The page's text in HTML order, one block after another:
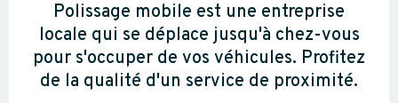
Polissage mobile est une entreprise
locale qui se déplace jusqu'à chez-vous
pour s'occuper de vos véhicules. Profitez
de la qualité d'un service de proximité.